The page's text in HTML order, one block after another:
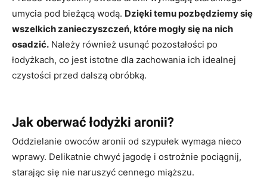
umycia pod bieżącą wodą. Dzięki temu pozbędziemy się
wszelkich zanieczyszczeń, które mogły się na nich
osadzić. Należy również usunąć pozostałości po
łodyżkach, co jest istotne dla zachowania ich idealnej
czystości przed dalszą obróbką.
Jak oberwać łodyżki aronii?
Oddzielanie owoców aronii od szypułek wymaga nieco
wprawy. Delikatnie chwyć jagodę i ostrożnie pociągnij,
starając się nie naruszyć cennego miąższu.